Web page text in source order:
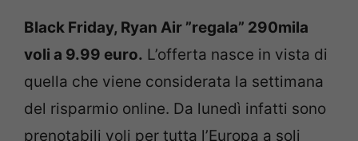
Black Friday, Ryan Air ”regala” 290mila
voli a 9.99 euro. L’offerta nasce in vista di
quella che viene considerata la settimana
del risparmio online. Da lunedì infatti sono
prenotabili voli per tutta l’Europa a soli